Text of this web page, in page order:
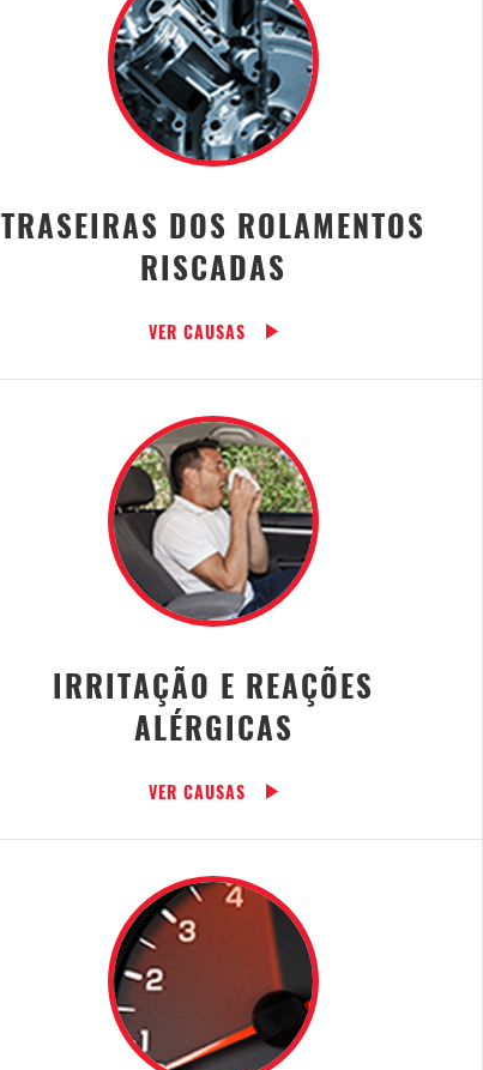
TRASEIRAS DOS ROLAMENTOS
RISCADAS
VER CAUSAS
IRRITAÇÃO E REAÇÕES
ALÉRGICAS
VER CAUSAS